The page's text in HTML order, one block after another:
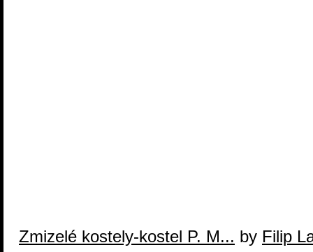
Zmizelé kostely-kostel P. M... by Filip